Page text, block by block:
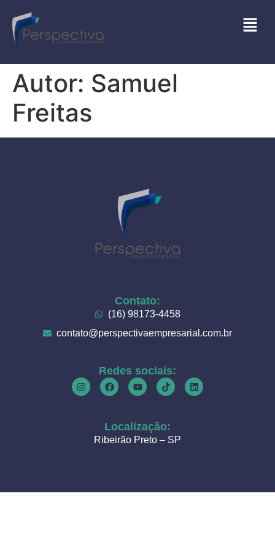
Autor: Samuel
Freitas
Contato:
(16) 98173-4458
contato@perspectivaempresarial.com.br
Redes sociais:
Localização:
Ribeirão Preto – SP